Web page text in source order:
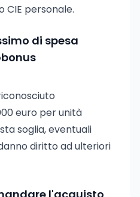
CIE personale.
di spesa
euro per unità
soglia, eventuali
diritto ad ulteriori